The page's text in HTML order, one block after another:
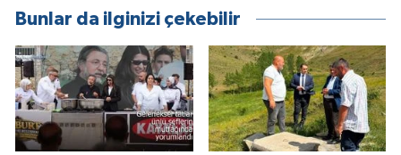
Bunlar da ilginizi çekebilir